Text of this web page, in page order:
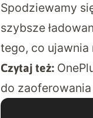
Spodziewamy
szybsze
tego, co ujawnia
Czytaj też:
do zaoferowania